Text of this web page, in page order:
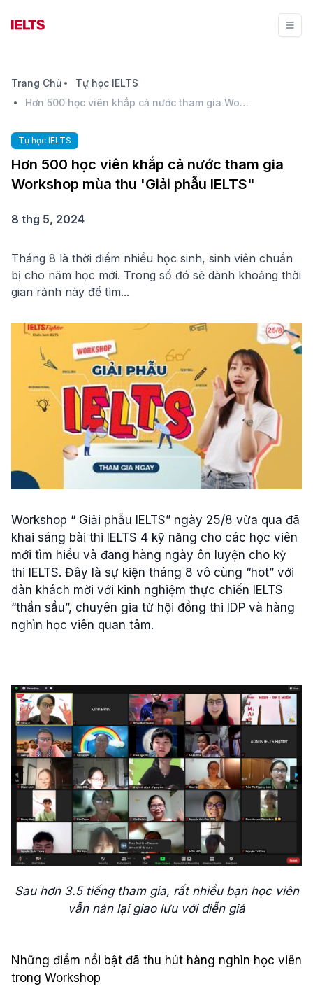
Trang Chủ
Tự học IELTS
Hơn 500 học viên khắp cả nước tham gia Workshop mùa thu 'Giải phẫu IELTS"
Tự học IELTS
Hơn 500 học viên khắp cả nước tham gia
Workshop mùa thu 'Giải phẫu IELTS"
8 thg 5, 2024
Tháng 8 là thời điểm nhiều học sinh, sinh viên chuẩn
bị cho năm học mới. Trong số đó sẽ dành khoảng thời
gian rảnh này để tìm...
Workshop “ Giải phẫu IELTS” ngày 25/8 vừa qua đã
khai sáng bài thi IELTS 4 kỹ năng cho các học viên
mới tìm hiểu và đang hàng ngày ôn luyện cho kỳ
thi IELTS. Đây là sự kiện tháng 8 vô cùng “hot” với
dàn khách mời với kinh nghiệm thực chiến IELTS
“thần sầu”, chuyên gia từ hội đồng thi IDP và hàng
nghìn học viên quan tâm.
Sau hơn 3.5 tiếng tham gia, rất nhiều bạn học viên
vẫn nán lại giao lưu với diễn giả
Những điểm nổi bật đã thu hút hàng nghìn học viên
trong Workshop